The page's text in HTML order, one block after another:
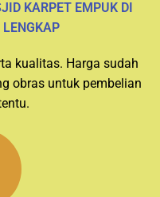
KARPET EMPUK DI
kualitas. Harga sudah
obras untuk pembelian